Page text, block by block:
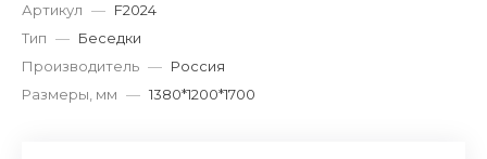
Артикул — F2024
Тип — Беседки
Производитель — Россия
Размеры, мм — 1380*1200*1700